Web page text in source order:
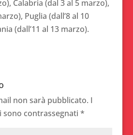
Calabria (dal 3 al 5 marzo),
Puglia (dall’8 al 10
(dall’11 al 13 marzo).
non sarà pubblicato. I
contrassegnati *